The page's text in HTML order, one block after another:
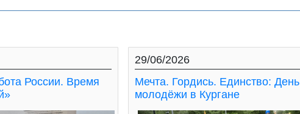
России. Время
29/06/2026
Мечта. Гордись. Единство: День
молодёжи в Кургане